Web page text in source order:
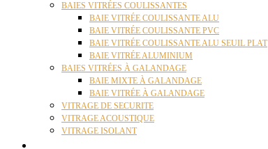
BAIES VITRÉES COULISSANTES
BAIE VITRÉE COULISSANTE ALU
BAIE VITRÉE COULISSANTE PVC
BAIE VITRÉE COULISSANTE ALU SEUIL PLAT
BAIE VITRÉE ALUMINIUM
BAIES VITRÉES À GALANDAGE
BAIE MIXTE À GALANDAGE
BAIE VITRÉE À GALANDAGE
VITRAGE DE SECURITE
VITRAGE ACOUSTIQUE
VITRAGE ISOLANT